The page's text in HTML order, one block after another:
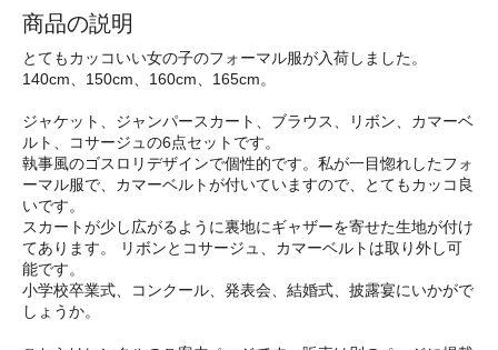
商品の説明
とてもカッコいい女の子のフォーマル服が入荷しました。
140cm、150cm、160cm、165cm。
ジャケット、ジャンパースカート、ブラウス、リボン、カマーベ
ルト、コサージュの6点セットです。
執事風のゴスロリデザインで個性的です。私が一目惚れしたフォ
ーマル服で、カマーベルトが付いていますので、とてもカッコ良
いです。
スカートが少し広がるように裏地にギャザーを寄せた生地が付け
てあります。 リボンとコサージュ、カマーベルトは取り外し可
能です。
小学校卒業式、コンクール、発表会、結婚式、披露宴にいかがで
しょうか。